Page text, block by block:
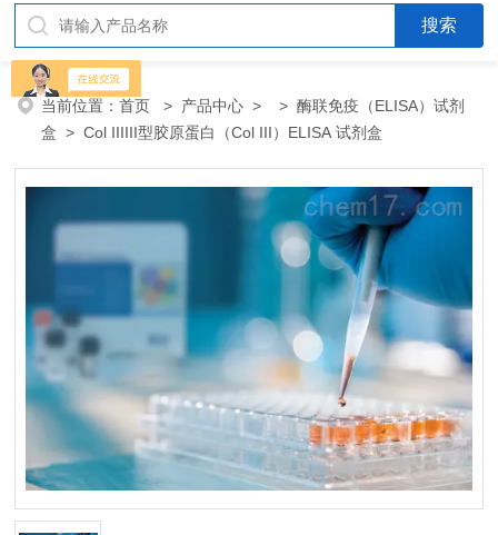
当前位置：首页 > 产品中心 > >酶联免疫（ELISA）试剂
盒 > Col IIIIII型胶原蛋白（Col III）ELISA 试剂盒